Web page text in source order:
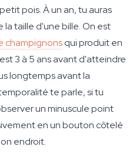
pois. À un an, tu auras
taille d'une bille. On est
champignonsqui produit en
3 à 5 ans avant d'atteindre
longtemps avant la
te parle, si tu
un minuscule point
en un bouton côtelé
endroit.